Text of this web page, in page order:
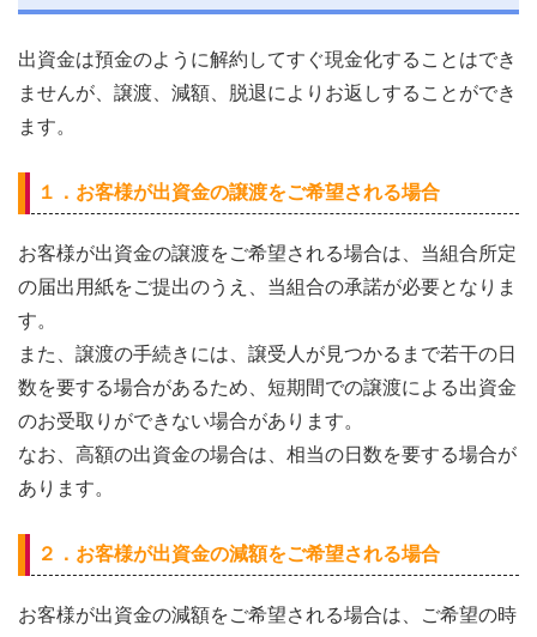
出資金は預金のように解約してすぐ現金化することはでき
ませんが、譲渡、減額、脱退によりお返しすることができ
ます。
１．お客様が出資金の譲渡をご希望される場合
お客様が出資金の譲渡をご希望される場合は、当組合所定
の届出用紙をご提出のうえ、当組合の承諾が必要となりま
す。
また、譲渡の手続きには、譲受人が見つかるまで若干の日
数を要する場合があるため、短期間での譲渡による出資金
のお受取りができない場合があります。
なお、高額の出資金の場合は、相当の日数を要する場合が
あります。
２．お客様が出資金の減額をご希望される場合
お客様が出資金の減額をご希望される場合は、ご希望の時